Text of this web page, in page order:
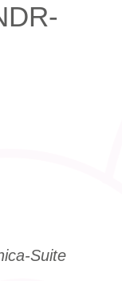
Suite